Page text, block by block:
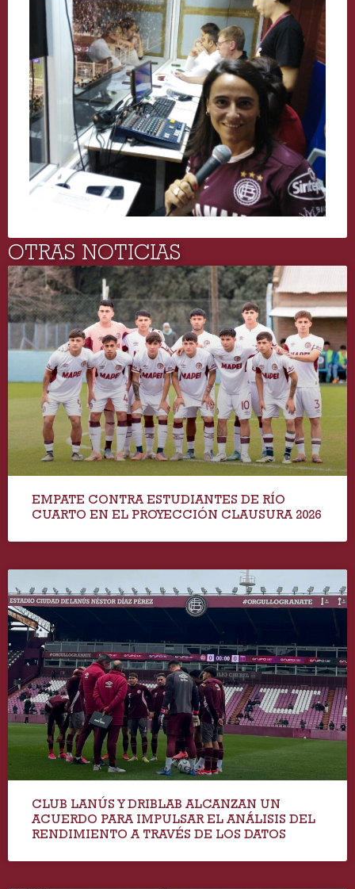
OTRAS NOTICIAS
EMPATE CONTRA ESTUDIANTES DE RÍO
CUARTO EN EL PROYECCIÓN CLAUSURA 2026
CLUB LANÚS Y DRIBLAB ALCANZAN UN
ACUERDO PARA IMPULSAR EL ANÁLISIS DEL
RENDIMIENTO A TRAVÉS DE LOS DATOS